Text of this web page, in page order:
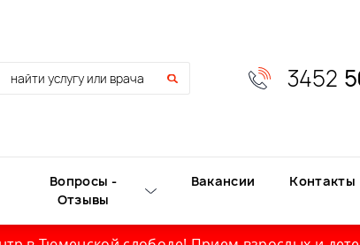
3452
Вопросы -
Отзывы
Вакансии Контакты